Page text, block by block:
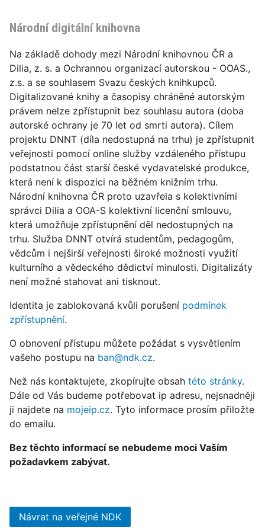
Národní digitální knihovna
Na základě dohody mezi Národní knihovnou ČR a
Dilia, z. s. a Ochrannou organizací autorskou - OOAS.,
z.s. a se souhlasem Svazu českých knihkupců.
Digitalizované knihy a časopisy chráněné autorským
právem nelze zpřístupnit bez souhlasu autora (doba
autorské ochrany je 70 let od smrti autora). Cílem
projektu DNNT (díla nedostupná na trhu) je zpřístupnit
veřejnosti pomocí online služby vzdáleného přístupu
podstatnou část starší české vydavatelské produkce,
která není k dispozici na běžném knižním trhu.
Národní knihovna ČR proto uzavřela s kolektivními
správci Dilia a OOA-S kolektivní licenční smlouvu,
která umožňuje zpřístupnění děl nedostupných na
trhu. Služba DNNT otvírá studentům, pedagogům,
vědcům i nejširší veřejnosti široké možnosti využití
kulturního a vědeckého dědictví minulosti. Digitalizáty
není možné stahovat ani tisknout.
Identita je zablokovaná kvůli porušení podmínek
zpřístupnění.
O obnovení přístupu můžete požádat s vysvětlením
vašeho postupu na ban@ndk.cz.
Než nás kontaktujete, zkopírujte obsah této stránky.
Dále od Vás budeme potřebovat ip adresu, nejsnadněji
ji najdete na mojeip.cz. Tyto informace prosím přiložte
do emailu.
Bez těchto informací se nebudeme moci Vaším
požadavkem zabývat.
Návrat na veřejné NDK